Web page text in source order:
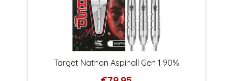
Target Nathan Aspinall Gen 1 90%